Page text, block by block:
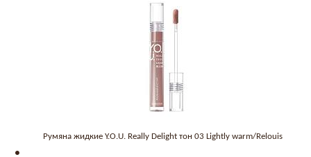
Румяна жидкие Y.O.U. Really Delight тон 03 Lightly warm/Relouis